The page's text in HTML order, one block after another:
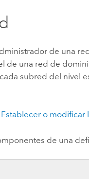
de una
de una red de
subred del nivel
Establecer o
de una